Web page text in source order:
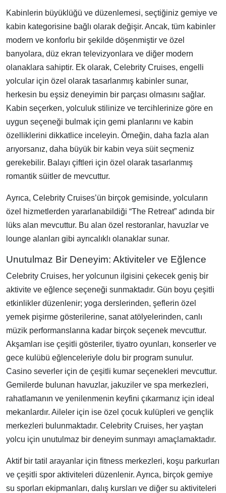
Kabinlerin büyüklüğü ve düzenlemesi, seçtiğiniz gemiye ve
kabin kategorisine bağlı olarak değişir. Ancak, tüm kabinler
modern ve konforlu bir şekilde döşenmiştir ve özel
banyolara, düz ekran televizyonlara ve diğer modern
olanaklara sahiptir. Ek olarak, Celebrity Cruises, engelli
yolcular için özel olarak tasarlanmış kabinler sunar,
herkesin bu eşsiz deneyimin bir parçası olmasını sağlar.
Kabin seçerken, yolculuk stilinize ve tercihlerinize göre en
uygun seçeneği bulmak için gemi planlarını ve kabin
özelliklerini dikkatlice inceleyin. Örneğin, daha fazla alan
arıyorsanız, daha büyük bir kabin veya süit seçmeniz
gerekebilir. Balayı çiftleri için özel olarak tasarlanmış
romantik süitler de mevcuttur.
Ayrıca, Celebrity Cruises’ün birçok gemisinde, yolcuların
özel hizmetlerden yararlanabildiği “The Retreat” adında bir
lüks alan mevcuttur. Bu alan özel restoranlar, havuzlar ve
lounge alanları gibi ayrıcalıklı olanaklar sunar.
Unutulmaz Bir Deneyim: Aktiviteler ve Eğlence
Celebrity Cruises, her yolcunun ilgisini çekecek geniş bir
aktivite ve eğlence seçeneği sunmaktadır. Gün boyu çeşitli
etkinlikler düzenlenir; yoga derslerinden, şeflerin özel
yemek pişirme gösterilerine, sanat atölyelerinden, canlı
müzik performanslarına kadar birçok seçenek mevcuttur.
Akşamları ise çeşitli gösteriler, tiyatro oyunları, konserler ve
gece kulübü eğlenceleriyle dolu bir program sunulur.
Casino severler için de çeşitli kumar seçenekleri mevcuttur.
Gemilerde bulunan havuzlar, jakuziler ve spa merkezleri,
rahatlamanın ve yenilenmenin keyfini çıkarmanız için ideal
mekanlardır. Aileler için ise özel çocuk kulüpleri ve gençlik
merkezleri bulunmaktadır. Celebrity Cruises, her yaştan
yolcu için unutulmaz bir deneyim sunmayı amaçlamaktadır.
Aktif bir tatil arayanlar için fitness merkezleri, koşu parkurları
ve çeşitli spor aktiviteleri düzenlenir. Ayrıca, birçok gemiye
su sporları ekipmanları, dalış kursları ve diğer su aktiviteleri